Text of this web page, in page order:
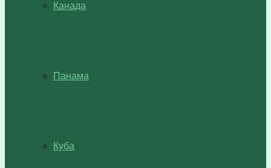
Канада
Панама
Куба